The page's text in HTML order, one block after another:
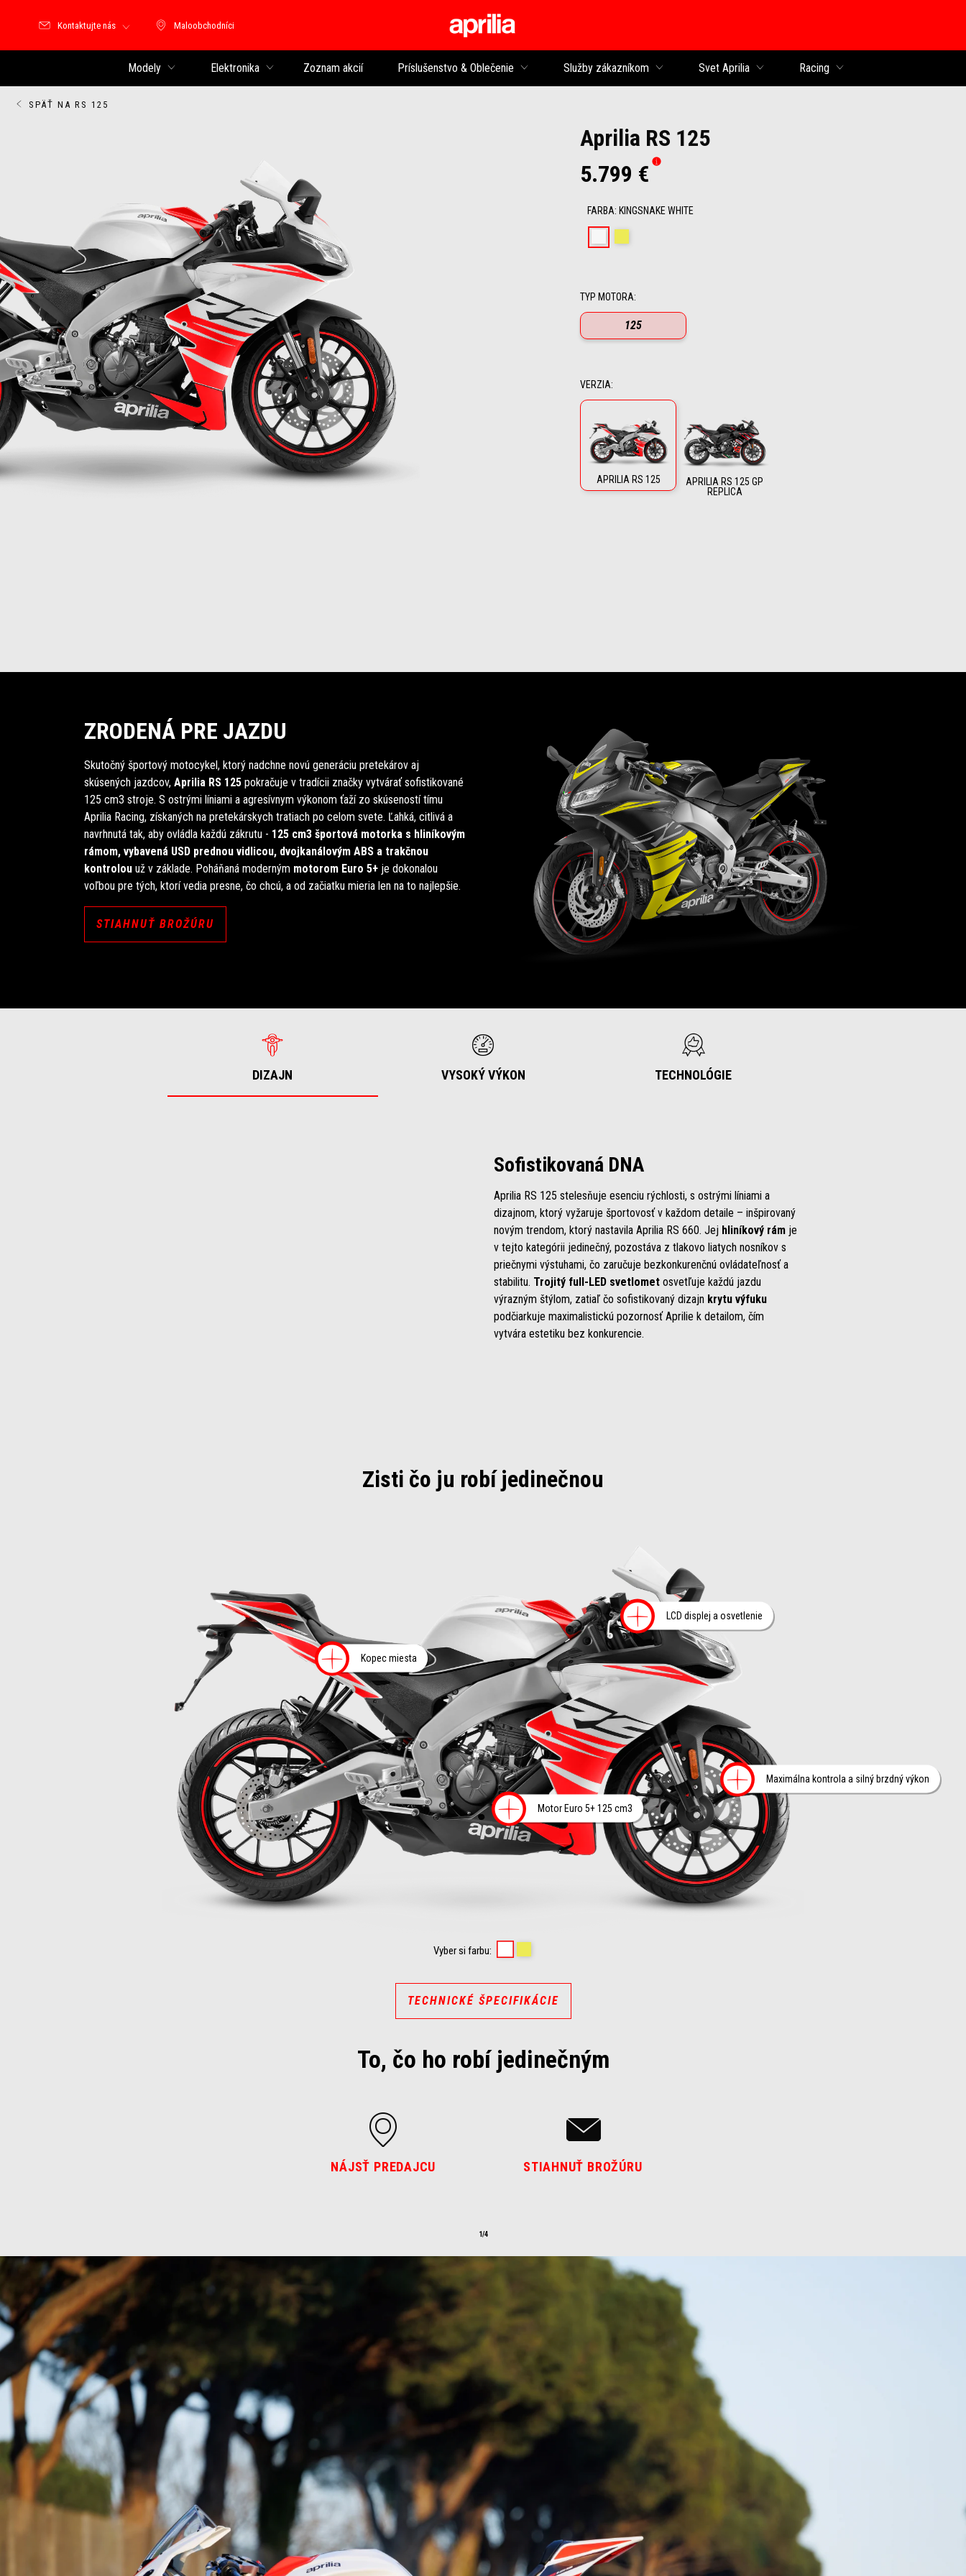
Maloobchodníci
Maloobchodníci
Kontaktujte nás
Modely Elektronika Zoznam akcií Príslušenstvo & Oblečenie Služby zákazníkom Svet Aprilia Racing
SPÄŤ NA RS 125
Aprilia RS 125
5.799 €
FARBA: KINGSNAKE WHITE
TYP MOTORA:
125
VERZIA:
APRILIA RS 125
APRILIA RS 125 GP
REPLICA
ZRODENÁ PRE JAZDU
Skutočný športový motocykel, ktorý nadchne novú generáciu pretekárov aj
skúsených jazdcov, Aprilia RS 125 pokračuje v tradícii značky vytvárať sofistikované
125 cm3 stroje. S ostrými líniami a agresívnym výkonom ťaží zo skúseností tímu
Aprilia Racing, získaných na pretekárskych tratiach po celom svete. Ľahká, citlivá a
navrhnutá tak, aby ovládla každú zákrutu - 125 cm3 športová motorka s hliníkovým
rámom, vybavená USD prednou vidlicou, dvojkanálovým ABS a trakčnou
kontrolou už v základe. Poháňaná moderným motorom Euro 5+ je dokonalou
voľbou pre tých, ktorí vedia presne, čo chcú, a od začiatku mieria len na to najlepšie.
STIAHNUŤ BROŽÚRU
DIZAJN VYSOKÝ VÝKON TECHNOLÓGIE
Sofistikovaná DNA
Aprilia RS 125 stelesňuje esenciu rýchlosti, s ostrými líniami a
dizajnom, ktorý vyžaruje športovosť v každom detaile – inšpirovaný
novým trendom, ktorý nastavila Aprilia RS 660. Jej hliníkový rám je
v tejto kategórii jedinečný, pozostáva z tlakovo liatych nosníkov s
priečnymi výstuhami, čo zaručuje bezkonkurenčnú ovládateľnosť a
stabilitu. Trojitý full-LED svetlomet osvetľuje každú jazdu
výrazným štýlom, zatiaľ čo sofistikovaný dizajn krytu výfuku
podčiarkuje maximalistickú pozornosť Aprilie k detailom, čím
vytvára estetiku bez konkurencie.
Zisti čo ju robí jedinečnou
Viac informácií o
Motor Euro 5+ 125 cm3
Viac informácií
Maximálna kontrola a silný brzdný výkon
Viac informácií o
LCD displej a osvetlenie
Viac informácií o
Kopec miesta
Vyber si farbu:
TECHNICKÉ ŠPECIFIKÁCIE
To, čo ho robí jedinečným
NÁJSŤ PREDAJCU STIAHNUŤ BROŽÚRU
1/4